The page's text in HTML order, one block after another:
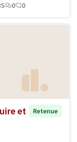
0 0
et
Retenue